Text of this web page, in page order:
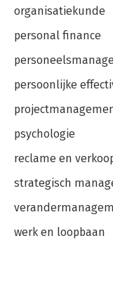
organisatiekunde
personal finance
persoonlijke
psychologie
reclame en
strategisch
werk en loopbaan